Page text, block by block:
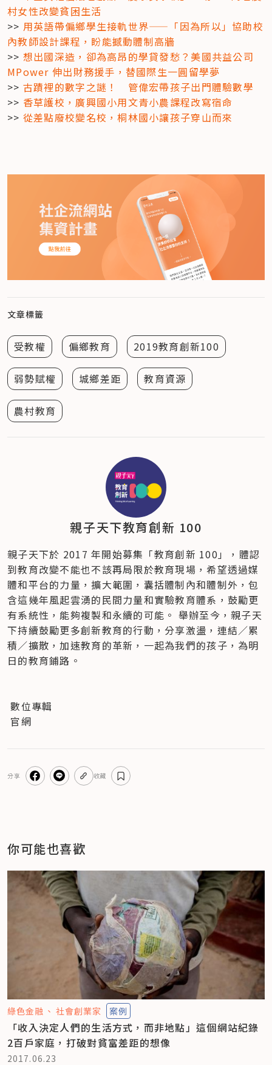
村女性改變貧困生活
>> 用英語帶偏鄉學生接軌世界——「因為所以」協助校
內教師設計課程，盼能撼動體制高牆
>> 想出國深造，卻為高昂的學貸發愁？美國共益公司
MPower 伸出財務援手，替國際生一圓留學夢
>> 古蹟裡的數字之謎！　管偉宏帶孩子出門體驗數學
>> 香草護校，廣興國小用文青小農課程改寫宿命
>> 從差點廢校變名校，桐林國小讓孩子穿山而來
文章標籤
受教權 偏鄉教育 2019教育創新100
弱勢賦權 城鄉差距 教育資源
農村教育
親子天下教育創新 100
親子天下於 2017 年開始募集「教育創新 100」，體認
到教育改變不能也不該再局限於教育現場，希望透過媒
體和平台的力量，擴大範圍，囊括體制內和體制外，包
含這幾年風起雲湧的民間力量和實驗教育體系，鼓勵更
有系統性，能夠複製和永續的可能。 舉辦至今，親子天
下持續鼓勵更多創新教育的行動，分享激盪，連結／累
積／擴散，加速教育的革新，一起為我們的孩子，為明
日的教育鋪路。
數位專輯
官網
分享 收藏
你可能也喜歡
綠色金融 社會創業家 案例
「收入決定人們的生活方式，而非地點」這個網站紀錄
2百戶家庭，打破對貧富差距的想像
2017.06.23